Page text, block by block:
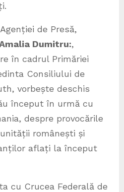
de Presă,
Dumitru:,
în cadrul Primăriei
Consiliului de
vorbește deschis
început în urmă cu
despre provocările
românești și
aflați la început
cu Crucea Federală de